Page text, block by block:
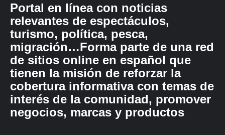
Portal en línea con noticias
relevantes de espectáculos,
turismo, política, pesca,
migración…Forma parte de una red
de sitios online en español que
tienen la misión de reforzar la
cobertura informativa con temas de
interés de la comunidad, promover
negocios, marcas y productos